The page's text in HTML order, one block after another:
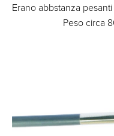
Erano abbstanza
Peso circa